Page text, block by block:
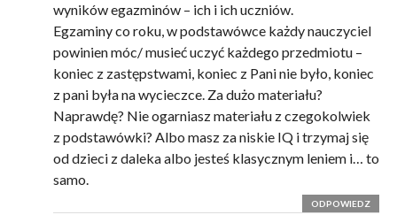
wyników egazminów – ich i ich uczniów.
Egzaminy co roku, w podstawówce każdy nauczyciel
powinien móc/ musieć uczyć każdego przedmiotu –
koniec z zastępstwami, koniec z Pani nie było, koniec
z pani była na wycieczce. Za dużo materiału?
Naprawdę? Nie ogarniasz materiału z czegokolwiek
z podstawówki? Albo masz za niskie IQ i trzymaj się
od dzieci z daleka albo jesteś klasycznym leniem i… to
samo.
ODPOWIEDZ